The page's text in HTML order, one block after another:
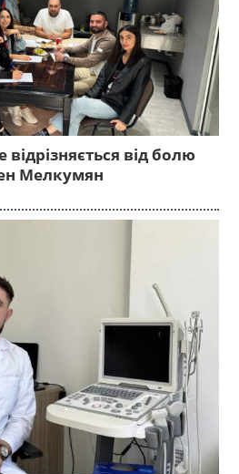
відрізняється від болю
Мелкумян